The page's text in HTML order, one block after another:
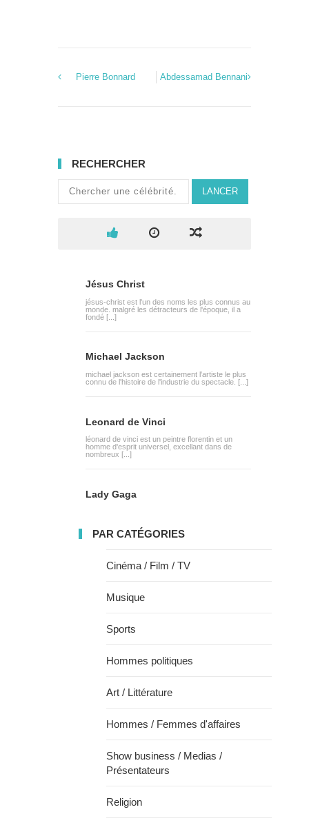
Pierre Bonnard Abdessamad Bennani
RECHERCHER
LANCER
Jésus Christ
jésus-christ est l'un des noms les plus connus au
monde. malgré les détracteurs de l'époque, il a
fondé [...]
Michael Jackson
michael jackson est certainement l'artiste le plus
connu de l'histoire de l'industrie du spectacle. [...]
Leonard de Vinci
léonard de vinci est un peintre florentin et un
homme d'esprit universel, excellant dans de
nombreux [...]
Lady Gaga
PAR CATÉGORIES
Cinéma / Film / TV
Musique
Sports
Hommes politiques
Art / Littérature
Hommes / Femmes d'affaires
Show business / Medias /
Présentateurs
Religion